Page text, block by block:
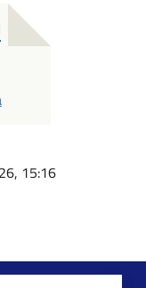
15:16